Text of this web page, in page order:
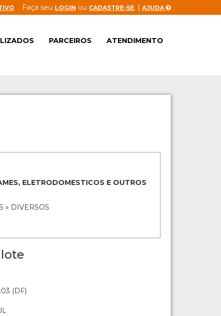
Faça seu LOGIN ou CADASTRE-SE. | AJUDA
PARCEIROS ATENDIMENTO
ELETRODOMESTICOS E OUTROS
» DIVERSOS
(DF)